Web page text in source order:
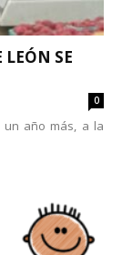
LEÓN SE
0
un año más, a la